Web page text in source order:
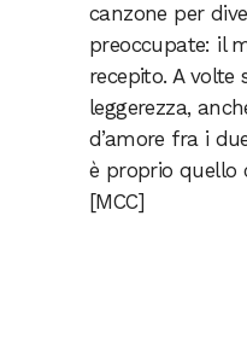
canzone per
preoccupate: il
recepito. A volte
leggerezza,
d’amore fra i
è proprio quello
[MCC]